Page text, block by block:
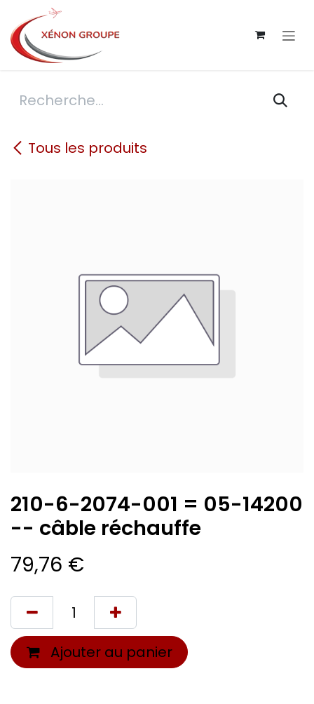
Se rendre au contenu
Tous les produits
210-6-2074-001 = 05-14200
-- câble réchauffe
79,76 €
Ajouter au panier